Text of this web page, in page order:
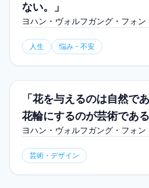
ない。」
ヨハン・ヴォルフガング・フォン
人生 悩み・不安
「花を与えるのは自然で
花輪にするのが芸術である
ヨハン・ヴォルフガング・フォン
芸術・デザイン